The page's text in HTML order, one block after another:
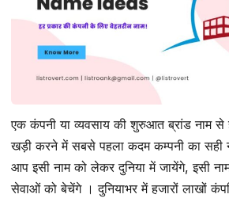
एक कंपनी या व्यवसाय की शुरुआत ब्रांड नाम से
खड़ी करने में सबसे पहला कदम कम्पनी का सही
आप इसी नाम को लेकर दुनिया में जायेंगे, इसी
सेवाओं को बेचेंगे । दुनियाभर में हजारों लाखों